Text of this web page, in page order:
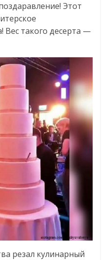
Этот
Вес такого десерта —
резал кулинарный